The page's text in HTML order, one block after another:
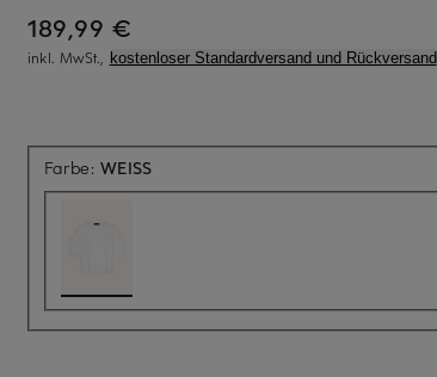
189,99 €
inkl. MwSt., kostenloser Standardversand und Rückversand
Farbe:WEISS